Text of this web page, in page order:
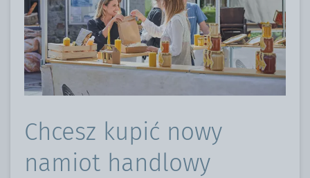
Chcesz kupić nowy
namiot handlowy